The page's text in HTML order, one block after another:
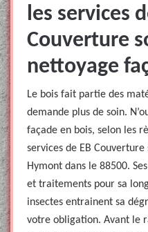
les services
Couverture
nettoyage
Le bois fait partie des
demande plus de soin.
façade en bois, selon les
services de EB
Hymont dans le 88500.
et traitements pour sa
insectes entrainent sa
votre obligation. Avant le